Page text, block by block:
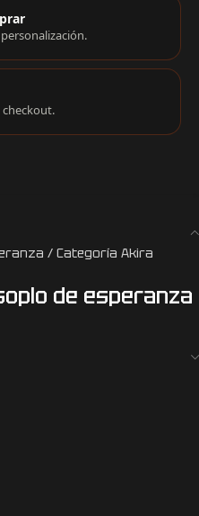
/ Categoría Akira
de esperanza